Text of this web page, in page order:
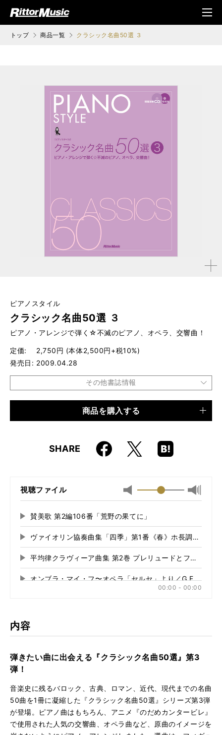
ジック (Rittor Musi
メニ
ュ
トップ 商品一覧 クラシック名曲50選 ３
拡大す
ピアノスタイル
クラシック名曲50選 ３
ピアノ・アレンジで弾く☆不滅のピアノ、オペラ、交響曲！
定価
2,750円 (本体2,500円+税10%)
発売日
2009.04.28
その他書誌情報
9784845616756
商品を購入する
SHARE Faceboo
k
X
Hatena
Boo
視聴ファイル
最小
音
に
り
替
え
る
最大音
量
替
る
再
生
す
る
賛美歌 第2編106番「荒野の果てに」
再
生
す
る
ヴァイオリン協奏曲集「四季」第1番《春》ホ長調／A.ヴ
再
生
す
平均律クラヴィーア曲集 第2巻 プレリュードとフーガ 第
再
オンブラ・マイ・フ〜オペラ「セルセ」より／G.F.ヘンデ
す
る
再
生
る
生
す
る
再
生
す
る
オーボエ協奏曲 ハ長調 第1楽章／W.A.モーツァルト
再
生
す
る
再
生
す
交響曲 第5番 ハ短調「運命」第1楽章より／L.V.ベートー
再
ピアノ・ソナタ 第14番 嬰ハ短調「月光」第3楽章／L.V.ベ
00:00 - 00:00
内容
弾きたい曲に出会える『クラシック名曲50選』第3
弾！
音楽史に残るバロック、古典、ロマン、近代、現代までの名曲
50曲を1冊に凝縮した『クラシック名曲50選』シリーズ第3弾
が登場。ピアノ曲はもちろん、アニメ『のだめカンタービレ』
で使用された人気の交響曲、オペラ曲など、原曲のイメージを